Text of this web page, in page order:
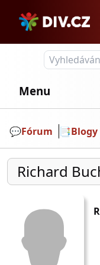
Menu
💬️Fórum 📑Blogy
Richard